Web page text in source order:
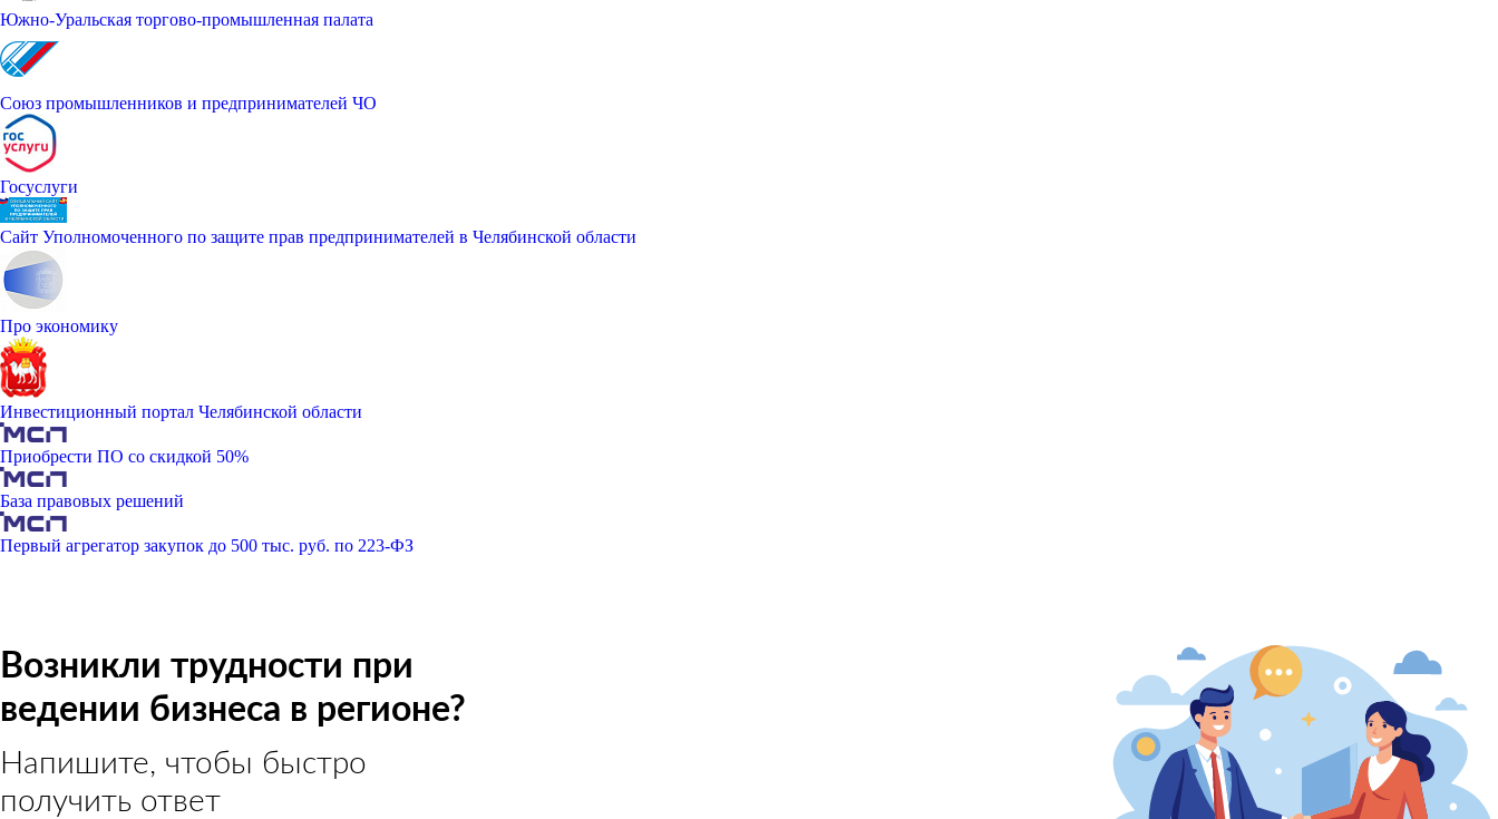
Южно-Уральская торгово-промышленная палата
Союз промышленников и предпринимателей ЧО
Госуслуги
Сайт Уполномоченного по защите прав предпринимателей в Челябинской области
Про экономику
Инвестиционный портал Челябинской области
Приобрести ПО со скидкой 50%
База правовых решений
Первый агрегатор закупок до 500 тыс. руб. по 223-ФЗ
Возникли трудности при
ведении бизнеса в регионе?
Напишите, чтобы быстро
получить ответ